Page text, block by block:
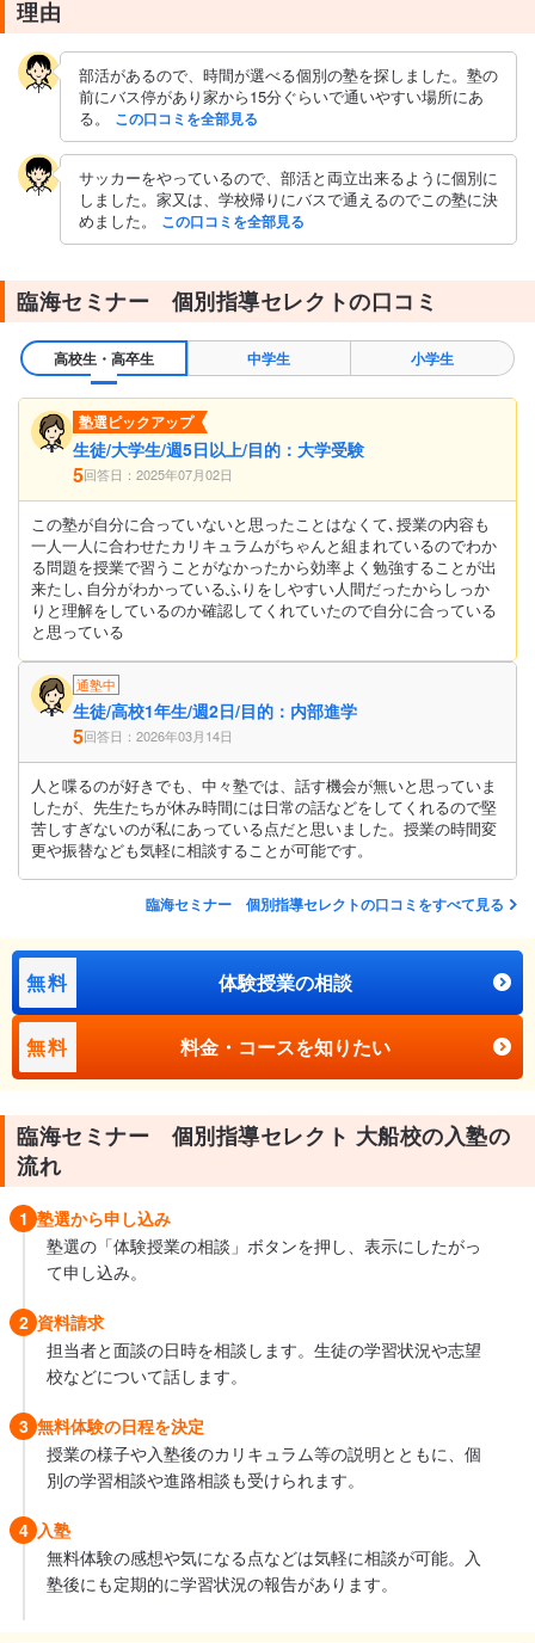
く。 ・個々に集中して勉強出来ているようです。 ・入室と退出
時、カードのバーコードをスキャンして、親に到着と退出時連絡
メールが届きます。
テキスト・教材について
・臨海セミナーの教科書対応テキストと、問題集。
理由
部活があるので、時間が選べる個別の塾を探しました。塾の
前にバス停があり家から15分ぐらいで通いやすい場所にあ
る。 この口コミを全部見る
サッカーをやっているので、部活と両立出来るように個別に
しました。家又は、学校帰りにバスで通えるのでこの塾に決
めました。 この口コミを全部見る
臨海セミナー 個別指導セレクトの口コミ
高校生・高卒生 中学生 小学生
塾選ピックアップ
生徒/大学生/週5日以上/目的：大学受験
5回答日：2025年07月02日
この塾が自分に合っていないと思ったことはなくて､授業の内容も
一人一人に合わせたカリキュラムがちゃんと組まれているのでわか
る問題を授業で習うことがなかったから効率よく勉強することが出
来たし､自分がわかっているふりをしやすい人間だったからしっか
りと理解をしているのか確認してくれていたので自分に合っている
と思っている
通塾中
生徒/高校1年生/週2日/目的：内部進学
5回答日：2026年03月14日
人と喋るのが好きでも、中々塾では、話す機会が無いと思っていま
したが、先生たちが休み時間には日常の話などをしてくれるので堅
苦しすぎないのが私にあっている点だと思いました。授業の時間変
更や振替なども気軽に相談することが可能です。
臨海セミナー 個別指導セレクトの口コミをすべて見る
無料 体験授業の相談
無料 料金・コースを知りたい
臨海セミナー 個別指導セレクト 大船校の入塾の
流れ
1 塾選から申し込み
塾選の「体験授業の相談」ボタンを押し、表示にしたがっ
て申し込み。
2 資料請求
担当者と面談の日時を相談します。生徒の学習状況や志望
校などについて話します。
3 無料体験の日程を決定
授業の様子や入塾後のカリキュラム等の説明とともに、個
別の学習相談や進路相談も受けられます。
4 入塾
無料体験の感想や気になる点などは気軽に相談が可能。入
塾後にも定期的に学習状況の報告があります。